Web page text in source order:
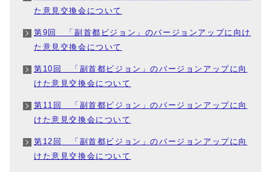
た意見交換会について
第9回 「副首都ビジョン」のバージョンアップに向け
た意見交換会について
第10回 「副首都ビジョン」のバージョンアップに向
けた意見交換会について
第11回 「副首都ビジョン」のバージョンアップに向
けた意見交換会について
第12回 「副首都ビジョン」のバージョンアップに向
けた意見交換会について